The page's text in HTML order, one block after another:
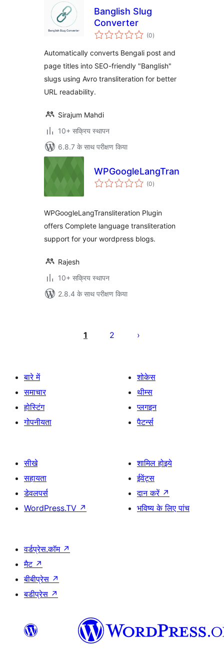
Banglish Slug
Converter
(0कुल
दर)
Automatically converts Bengali post and
page titles into SEO-friendly "Banglish"
slugs using Avro transliteration for better
URL readability.
Sirajum Mahdi
10+ सक्रिय स्थापन
6.8.7 के साथ परीक्षण किया
WPGoogleLangTransliteration
(0कुल
दर)
WPGoogleLangTransliteration Plugin
offers Complete language transliteration
support for your wordpress blogs.
Rajesh
10+ सक्रिय स्थापन
2.8.4 के साथ परीक्षण किया
1 2
बारे में
समाचार
होस्टिंग
गोपनीयता
शोकेस
थीम्स
प्लगइन
पैटर्न्स
सीखे
सहायता
डेवलपर्स
WordPress.TV ↗
शामिल होइये
ईवेंट्स
दान करें ↗
भविष्य के लिए पांच
वर्डप्रेस.कॉम ↗
मैट ↗
बीबीप्रेस ↗
बडीप्रेस ↗